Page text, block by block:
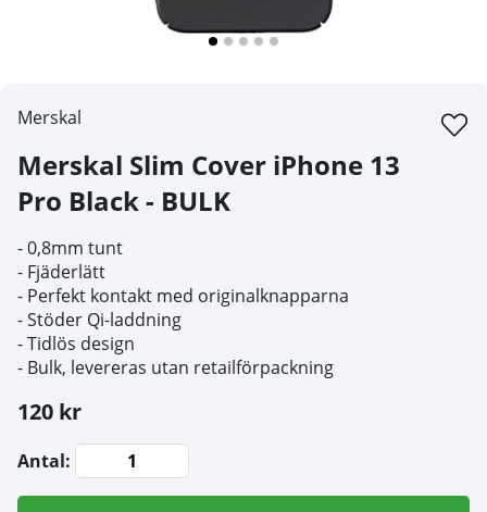
Merskal
Merskal Slim Cover iPhone 13
Pro Black - BULK
- 0,8mm tunt
- Fjäderlätt
- Perfekt kontakt med originalknapparna
- Stöder Qi-laddning
- Tidlös design
- Bulk, levereras utan retailförpackning
120 kr
Antal: